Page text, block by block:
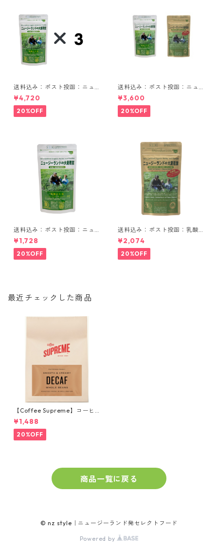
送料込み：ポスト投函：ニュ
ージーランドの大麦若葉 90g
3袋セット
¥4,720
20%OFF
送料込み：ポスト投函：ニュ
ージーランドの大麦若葉セッ
ト
¥3,600
20%OFF
送料込み：ポスト投函：ニュ
ージーランドの大麦若葉 90g
¥1,728
20%OFF
送料込み：ポスト投函：乳酸
菌入りニュージーランドの大
麦若葉 90g
¥2,074
20%OFF
最近チェックした商品
【Coffee Supreme】コーヒ
ー豆／ブラジル マウンテンウ
ォータープロセスDecaf （カ
フェインレス）150g
¥1,488
20%OFF
商品一覧に戻る
© nz style｜ニュージーランド発セレクトフード
Powered by